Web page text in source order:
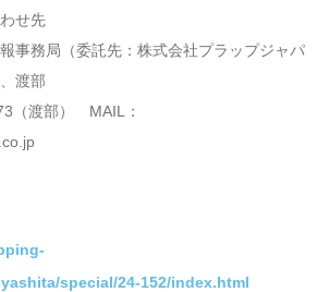
せ先
事務局（委託先：株式会社プラップジャパ
渡部
（渡部） MAIL：
special/24-152/index.html